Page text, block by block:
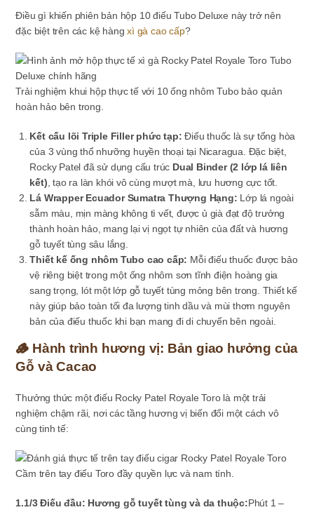
Điều gì khiến phiên bản hộp 10 điếu Tubo Deluxe này trở nên
đặc biệt trên các kệ hàngxì gà cao cấp?
Trải nghiệm khui hộp thực tế với 10 ống nhôm Tubo bảo quản
hoàn hảo bên trong.
Kết cấu lõi Triple Filler phức tạp: Điếu thuốc là sự tổng hòa
của 3 vùng thổ nhưỡng huyền thoại tại Nicaragua. Đặc biệt,
Rocky Patel đã sử dụng cấu trúc Dual Binder (2 lớp lá liên
kết), tạo ra làn khói vô cùng mượt mà, lưu hương cực tốt.
Lá Wrapper Ecuador Sumatra Thượng Hạng: Lớp lá ngoài
sẫm màu, mịn màng không tì vết, được ủ già đạt độ trưởng
thành hoàn hảo, mang lại vị ngọt tự nhiên của đất và hương
gỗ tuyết tùng sâu lắng.
Thiết kế ống nhôm Tubo cao cấp: Mỗi điếu thuốc được bảo
vệ riêng biệt trong một ống nhôm sơn tĩnh điện hoàng gia
sang trọng, lót một lớp gỗ tuyết tùng mỏng bên trong. Thiết kế
này giúp bảo toàn tối đa lượng tinh dầu và mùi thơm nguyên
bản của điếu thuốc khi bạn mang đi di chuyển bên ngoài.
🪵 Hành trình hương vị: Bản giao hưởng của
Gỗ và Cacao
Thưởng thức một điếu Rocky Patel Royale Toro là một trải
nghiệm chậm rãi, nơi các tầng hương vị biến đổi một cách vô
cùng tinh tế:
Cầm trên tay điếu Toro đầy quyền lực và nam tính.
1.1/3 Điếu đầu: Hương gỗ tuyết tùng và da thuộc:Phút 1 –